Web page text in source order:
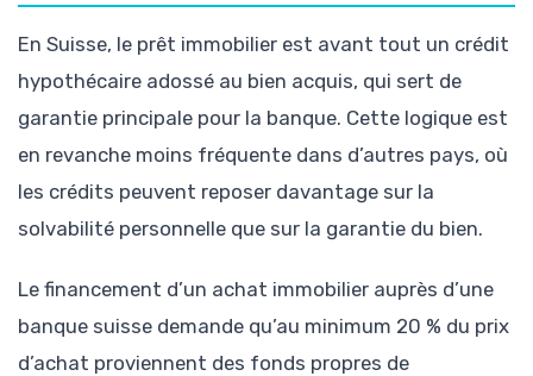
En Suisse, le prêt immobilier est avant tout un crédit
hypothécaire adossé au bien acquis, qui sert de
garantie principale pour la banque. Cette logique est
en revanche moins fréquente dans d’autres pays, où
les crédits peuvent reposer davantage sur la
solvabilité personnelle que sur la garantie du bien.
Le financement d’un achat immobilier auprès d’une
banque suisse demande qu’au minimum 20 % du prix
d’achat proviennent des fonds propres de